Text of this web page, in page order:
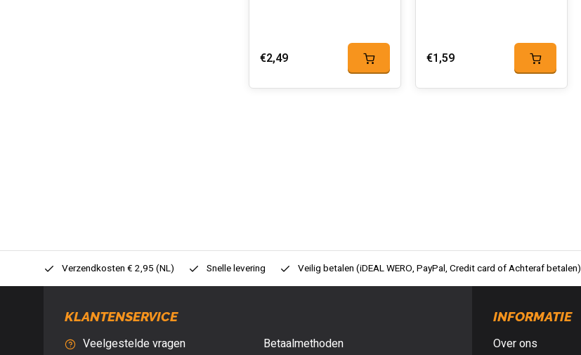
€2,49 €1,59
Verzendkosten € 2,95 (NL) Snelle levering Veilig betalen (iDEAL WERO, PayPal, Credit card of Achteraf betalen)
KLANTENSERVICE
Veelgestelde vragen
Betaalmethoden
INFORMATIE
Over ons